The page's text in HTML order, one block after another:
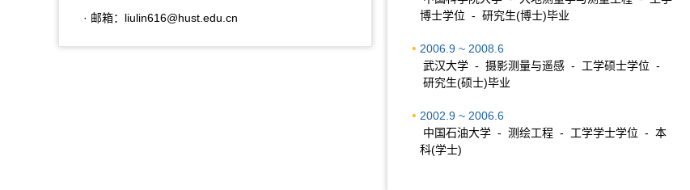
· 邮箱： liulin616@hust.edu.cn
博士学位 - 研究生(博士)毕业
2006.9 ~ 2008.6
武汉大学 - 摄影测量与遥感 - 工学硕士学位 -
研究生(硕士)毕业
2002.9 ~ 2006.6
中国石油大学 - 测绘工程 - 工学学士学位 - 本
科(学士)